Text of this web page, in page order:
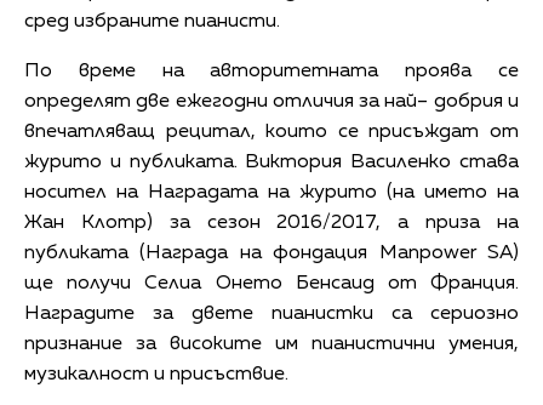
сред избраните пианисти.
По време на авторитетната проява се
определят две ежегодни отличия за най– добрия и
впечатляващ рецитал, които се присъждат от
журито и публиката. Виктория Василенко става
носител на Наградата на журито (на името на
Жан Клотр) за сезон 2016/2017, а приза на
публиката (Награда на фондация Manpower SA)
ще получи Селиа Онето Бенсаид от Франция.
Наградите за двете пианистки са сериозно
признание за високите им пианистични умения,
музикалност и присъствие.